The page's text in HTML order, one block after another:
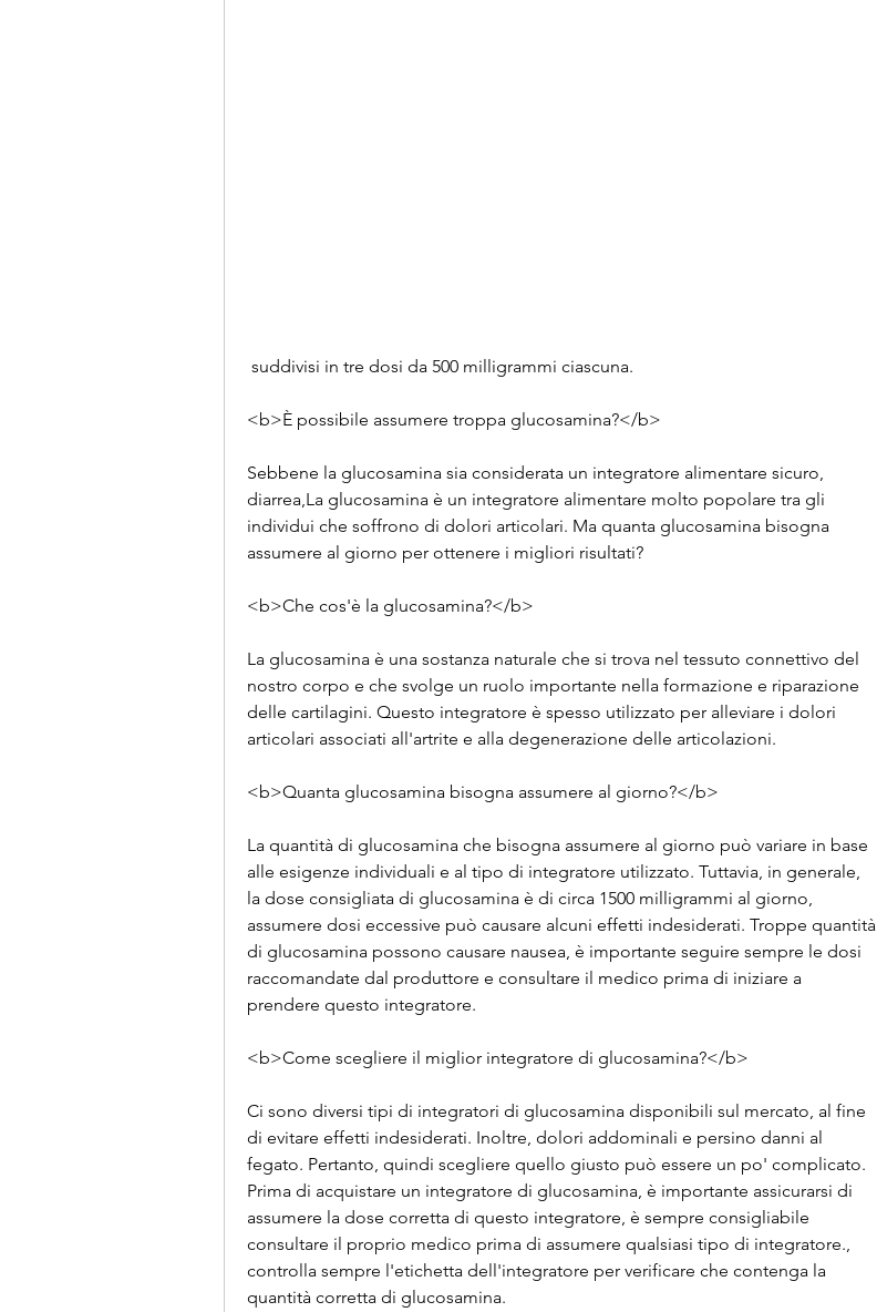
suddivisi in tre dosi da 500 milligrammi ciascuna.
<b>È possibile assumere troppa glucosamina?</b>
Sebbene la glucosamina sia considerata un integratore alimentare sicuro,
diarrea,La glucosamina è un integratore alimentare molto popolare tra gli
individui che soffrono di dolori articolari. Ma quanta glucosamina bisogna
assumere al giorno per ottenere i migliori risultati?
<b>Che cos'è la glucosamina?</b>
La glucosamina è una sostanza naturale che si trova nel tessuto connettivo del
nostro corpo e che svolge un ruolo importante nella formazione e riparazione
delle cartilagini. Questo integratore è spesso utilizzato per alleviare i dolori
articolari associati all'artrite e alla degenerazione delle articolazioni.
<b>Quanta glucosamina bisogna assumere al giorno?</b>
La quantità di glucosamina che bisogna assumere al giorno può variare in base
alle esigenze individuali e al tipo di integratore utilizzato. Tuttavia, in generale,
la dose consigliata di glucosamina è di circa 1500 milligrammi al giorno,
assumere dosi eccessive può causare alcuni effetti indesiderati. Troppe quantità
di glucosamina possono causare nausea, è importante seguire sempre le dosi
raccomandate dal produttore e consultare il medico prima di iniziare a
prendere questo integratore.
<b>Come scegliere il miglior integratore di glucosamina?</b>
Ci sono diversi tipi di integratori di glucosamina disponibili sul mercato, al fine
di evitare effetti indesiderati. Inoltre, dolori addominali e persino danni al
fegato. Pertanto, quindi scegliere quello giusto può essere un po' complicato.
Prima di acquistare un integratore di glucosamina, è importante assicurarsi di
assumere la dose corretta di questo integratore, è sempre consigliabile
consultare il proprio medico prima di assumere qualsiasi tipo di integratore.,
controlla sempre l'etichetta dell'integratore per verificare che contenga la
quantità corretta di glucosamina.